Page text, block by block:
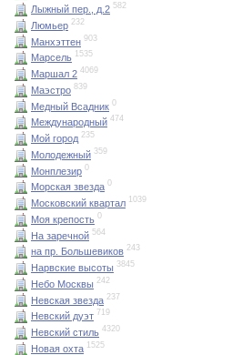
Лыжный пер., д.2 582
Люмьер 232
Манхэттен 903
Марсель 1535
Маршал 2 4069
Маэстро 839
Медный Всадник 0
Международный 474
Мой город 235
Молодежный 359
Монплезир 0
Морская звезда 0
Московский квартал 1039
Моя крепость 0
На заречной 564
на пр. Большевиков 243
Нарвские высоты 3845
Небо Москвы 242
Невская звезда 237
Невский дуэт 719
Невский стиль 4320
Новая охта 1525